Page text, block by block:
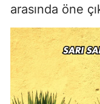
arasında öne